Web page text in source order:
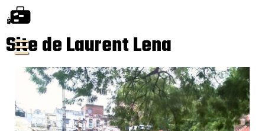
Site de Laurent Lena